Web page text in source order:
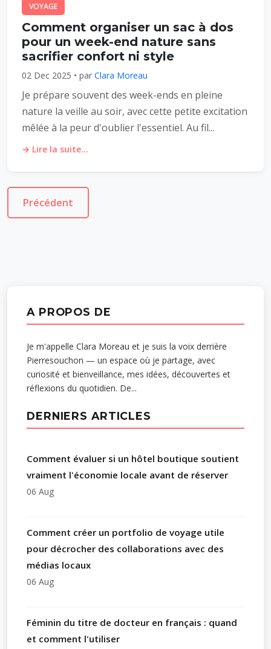
VOYAGE
Comment organiser un sac à dos
pour un week-end nature sans
sacrifier confort ni style
02 Dec 2025 • par Clara Moreau
Je prépare souvent des week-ends en pleine
nature la veille au soir, avec cette petite excitation
mêlée à la peur d'oublier l'essentiel. Au fil...
→ Lire la suite...
Précédent
A PROPOS DE
Je m'appelle Clara Moreau et je suis la voix derrière
Pierresouchon — un espace où je partage, avec
curiosité et bienveillance, mes idées, découvertes et
réflexions du quotidien. De...
DERNIERS ARTICLES
Comment évaluer si un hôtel boutique soutient
vraiment l'économie locale avant de réserver
06 Aug
Comment créer un portfolio de voyage utile
pour décrocher des collaborations avec des
médias locaux
06 Aug
Féminin du titre de docteur en français : quand
et comment l'utiliser